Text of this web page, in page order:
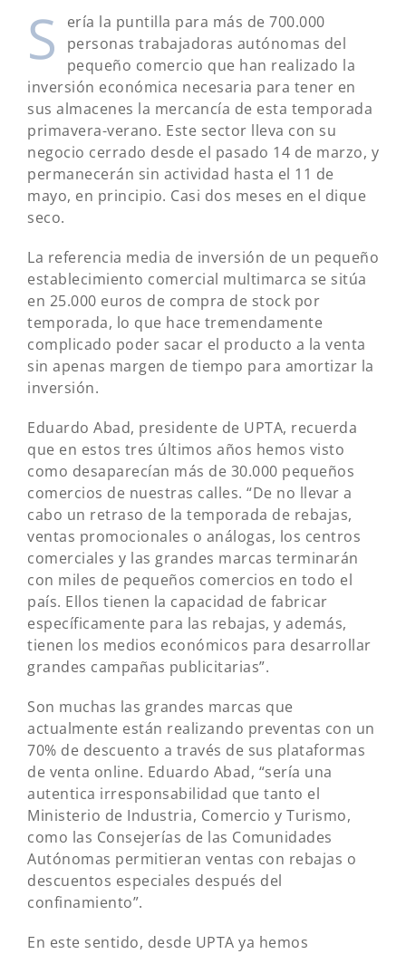
S
ería la puntilla para más de 700.000
personas trabajadoras autónomas del
pequeño comercio que han realizado la
inversión económica necesaria para tener en
sus almacenes la mercancía de esta temporada
primavera-verano. Este sector lleva con su
negocio cerrado desde el pasado 14 de marzo, y
permanecerán sin actividad hasta el 11 de
mayo, en principio. Casi dos meses en el dique
seco.
La referencia media de inversión de un pequeño
establecimiento comercial multimarca se sitúa
en 25.000 euros de compra de stock por
temporada, lo que hace tremendamente
complicado poder sacar el producto a la venta
sin apenas margen de tiempo para amortizar la
inversión.
Eduardo Abad, presidente de UPTA, recuerda
que en estos tres últimos años hemos visto
como desaparecían más de 30.000 pequeños
comercios de nuestras calles. “De no llevar a
cabo un retraso de la temporada de rebajas,
ventas promocionales o análogas, los centros
comerciales y las grandes marcas terminarán
con miles de pequeños comercios en todo el
país. Ellos tienen la capacidad de fabricar
específicamente para las rebajas, y además,
tienen los medios económicos para desarrollar
grandes campañas publicitarias”.
Son muchas las grandes marcas que
actualmente están realizando preventas con un
70% de descuento a través de sus plataformas
de venta online. Eduardo Abad, “sería una
autentica irresponsabilidad que tanto el
Ministerio de Industria, Comercio y Turismo,
como las Consejerías de las Comunidades
Autónomas permitieran ventas con rebajas o
descuentos especiales después del
confinamiento”.
En este sentido, desde UPTA ya hemos